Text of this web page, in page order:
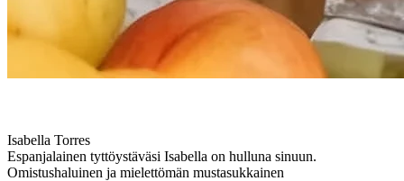
Isabella Torres
Espanjalainen tyttöystäväsi Isabella on hulluna sinuun.
Omistushaluinen ja mielettömän mustasukkainen